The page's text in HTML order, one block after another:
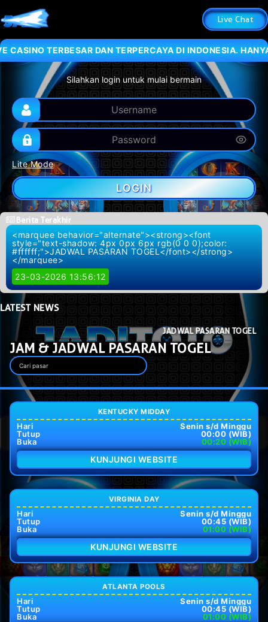
Live Chat
TERBESAR DAN TERPERCAYA DI INDONESIA. HANYA
Silahkan login untuk mulai bermain
Lite Mode
LOGIN
Berita Terakhir
<marquee behavior="alternate"><strong><font
style="text-shadow: 4px 0px 6px rgb(0 0 0);color:
#ffffff;">JADWAL PASARAN TOGEL</font></strong>
</marquee>
23-03-2026 13:56:12
LATESTNEWS
JADWAL PASARAN TOGEL
JAM & JADWAL PASARAN TOGEL
KENTUCKY MIDDAY
Hari
Senin s/d Minggu
Tutup
00:00 (WIB)
Buka
00:20 (WIB)
KUNJUNGI WEBSITE
VIRGINIA DAY
Hari
Senin s/d Minggu
Tutup
00:45 (WIB)
Buka
01:00 (WIB)
KUNJUNGI WEBSITE
ATLANTA POOLS
Hari
Senin s/d Minggu
Tutup
00:45 (WIB)
Buka
01:00 (WIB)